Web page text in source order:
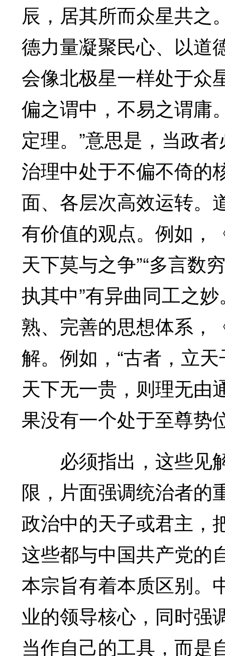
辰，居其所而众星共之
德力量凝聚民心、以道
会像北极星一样处于众
偏之谓中，不易之谓庸
定理。”意思是，当政
治理中处于不偏不倚的
面、各层次高效运转。
有价值的观点。例如，
天下莫与之争”“多言数
执其中”有异曲同工之
熟、完善的思想体系，
解。例如，“古者，立
天下无一贵，则理无由
果没有一个处于至尊势
必须指出，这些见
限，片面强调统治者的
政治中的天子或君主，
这些都与中国共产党的
本宗旨有着本质区别。
业的领导核心，同时强
当作自己的工具，而是